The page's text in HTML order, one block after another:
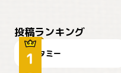
投稿ランキング
タミー
お弁当になりたいにゃ😽